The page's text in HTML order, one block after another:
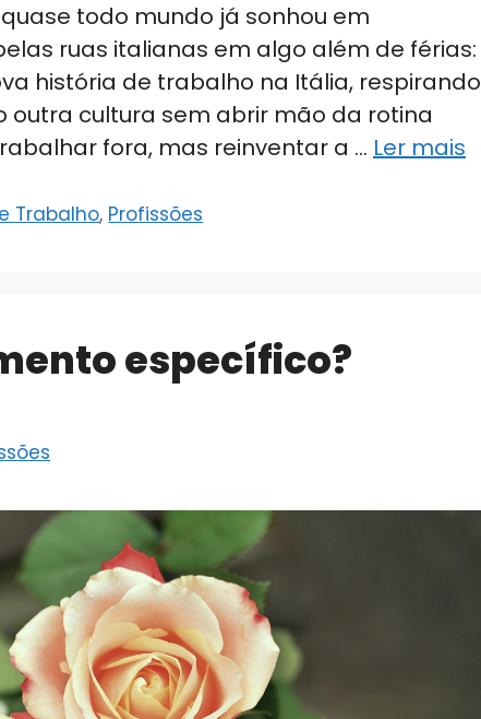
todo mundo já sonhou em
ruas italianas em algo além de férias:
história de trabalho na Itália, respirando
outra cultura sem abrir mão da rotina
fora, mas reinventar a … Ler mais
Trabalho, Profissões
específico?